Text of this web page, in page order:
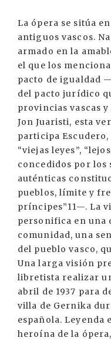
La ópera se sitúa
antiguos vascos.
armado en la
el que los
pacto de igualdad
del pacto jurídico
provincias vascas
Jon Juaristi, esta
participa
“viejas leyes”,
concedidos por los
auténticas
pueblos, límite y
príncipes”11—. La
personifica en una
comunidad, una
del pueblo vasco,
Una larga visión
libretista realizar
abril de 1937 para
villa de Gernika
española. Leyenda
heroína de la